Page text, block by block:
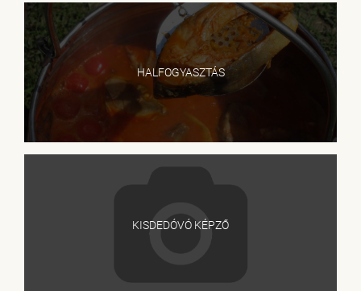
HALFOGYASZTÁS
KISDEDÓVÓ KÉPZŐ